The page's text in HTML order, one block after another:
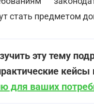
стать предметом
эту тему
для ваших